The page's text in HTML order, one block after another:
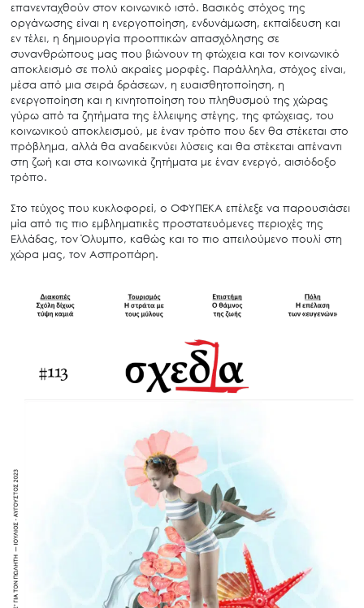
επανενταχθούν στον κοινωνικό ιστό. Βασικός στόχος της
οργάνωσης είναι η ενεργοποίηση, ενδυνάμωση, εκπαίδευση και
εν τέλει, η δημιουργία προοπτικών απασχόλησης σε
συνανθρώπους μας που βιώνουν τη φτώχεια και τον κοινωνικό
αποκλεισμό σε πολύ ακραίες μορφές. Παράλληλα, στόχος είναι,
μέσα από μια σειρά δράσεων, η ευαισθητοποίηση, η
ενεργοποίηση και η κινητοποίηση του πληθυσμού της χώρας
γύρω από τα ζητήματα της έλλειψης στέγης, της φτώχειας, του
κοινωνικού αποκλεισμού, με έναν τρόπο που δεν θα στέκεται στο
πρόβλημα, αλλά θα αναδεικνύει λύσεις και θα στέκεται απέναντι
στη ζωή και στα κοινωνικά ζητήματα με έναν ενεργό, αισιόδοξο
τρόπο.
Στο τεύχος που κυκλοφορεί, ο ΟΦΥΠΕΚΑ επέλεξε να παρουσιάσει
μία από τις πιο εμβληματικές προστατευόμενες περιοχές της
Ελλάδας, τον Όλυμπο, καθώς και το πιο απειλούμενο πουλί στη
χώρα μας, τον Ασπροπάρη.